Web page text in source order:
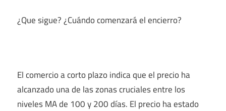
¿Que sigue? ¿Cuándo comenzará el encierro?
El comercio a corto plazo indica que el precio ha
alcanzado una de las zonas cruciales entre los
niveles MA de 100 y 200 días. El precio ha estado